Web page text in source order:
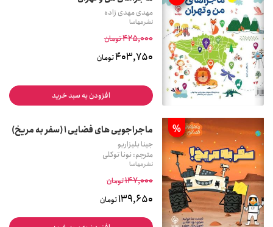
مهدی مهدی زاده
نشر مهاسا
425,000تومان
403,750تومان
افزودن به سبد خرید
% ماجراجویی های فضایی 1 (سفر به مریخ)
جینا بلیزاربو
مترجم: نونا توکلی
نشر مهاسا
147,000تومان
139,650تومان